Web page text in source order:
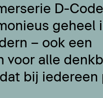
D-Code
geheel
– ook een
voor alle
bij iedereen